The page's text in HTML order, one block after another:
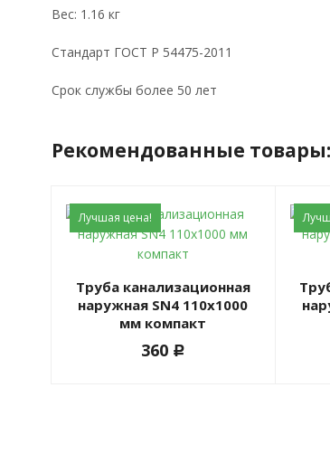
Вес: 1.16 кг
Стандарт ГОСТ Р 54475-2011
Срок службы более 50 лет
Рекомендованные товары:
Лучшая цена!
Труба канализационная
наружная SN4 110x1000
мм компакт
360 c
Труба канализационная